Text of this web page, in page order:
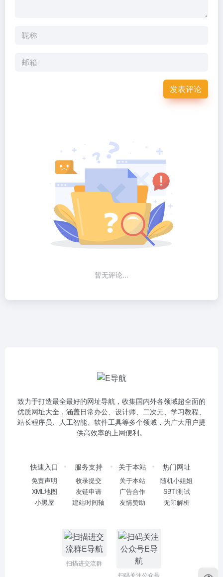
发表评论
暂无评论...
致力于打造最全最好的网址导航，收集国内外各领域超全面的
优质网址大全，涵盖日常办公、设计师、二次元、学习教程、
站长程序员、人工智能、软件工具等多个领域，为广大用户提
供高效率的上网便利。
快速入口
免责声明
XML地图
小黑屋
服务支持
收录提交
友链申请
建站时间轴
关于本站
关于本站
广告合作
友情赞助
热门网址
随机小姐姐
SBTI测试
无印解析
扫描进交流群
扫码关注公众号